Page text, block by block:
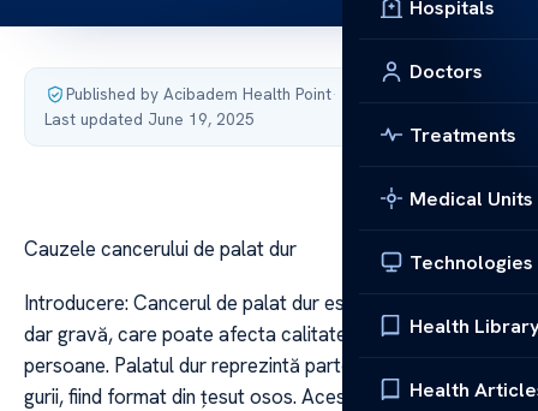
Hospitals
Doctors
Treatments
Medical Units
Technologies
Health
Health
Published by Acibadem Health Point·
Last updated June 19, 2025
Cauzele cancerului de palat dur
Introducere: Cancerul de palat dur este o afecțiune rară,
dar gravă, care poate afecta calitatea vieții unei
persoane. Palatul dur reprezintă partea superioară a
gurii, fiind format din țesut osos. Acest tip de cancer